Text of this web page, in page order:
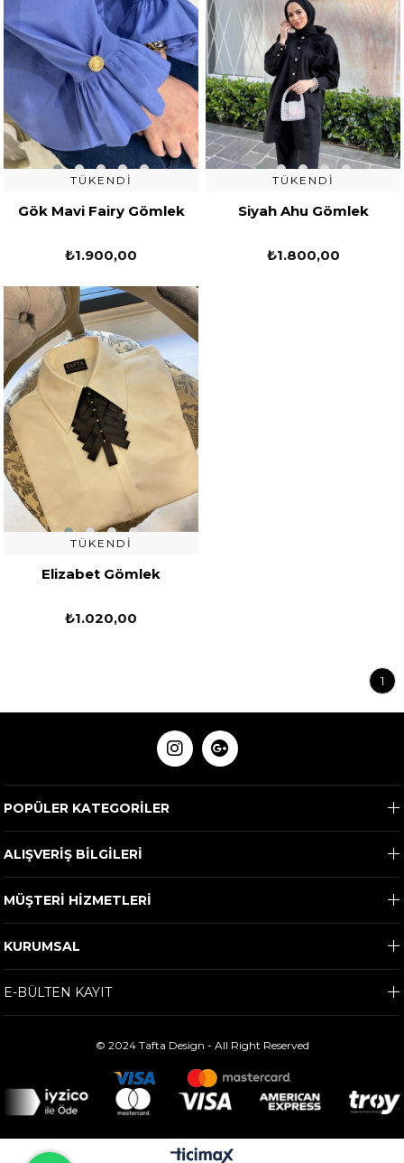
TÜKENDI
Gök Mavi Fairy Gömlek
₺1.900,00
TÜKENDI
Siyah Ahu Gömlek
₺1.800,00
TÜKENDI
Elizabet Gömlek
₺1.020,00
1
POPÜLER KATEGORİLER
ALIŞVERİŞ BİLGİLERİ
MÜŞTERİ HİZMETLERİ
KURUMSAL
E-BÜLTEN KAYIT
© 2024 Tafta Design - All Right Reserved